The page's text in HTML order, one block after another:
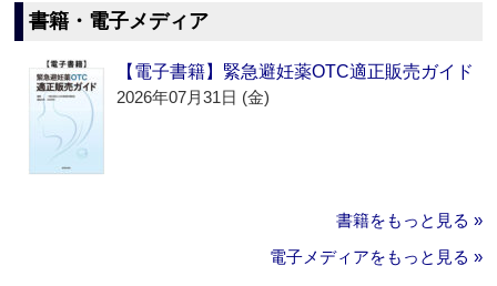
書籍・電子メディア
【電子書籍】緊急避妊薬OTC適正販売ガイド
2026年07月31日 (金)
書籍をもっと見る »
電子メディアをもっと見る »